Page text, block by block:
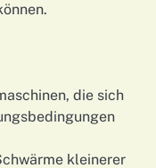
die sich
kleinerer